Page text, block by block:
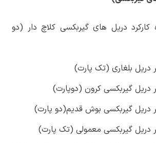
دریل های گیربکسی کلاچ دار (دو
دریل بلغاری (تک پارت)
دریل گیربکسی کرون (دوپارت)
دریل گیربکسی بوش قدیم(دو پارت)
دریل گیربکسی معمولی (تک پارت)